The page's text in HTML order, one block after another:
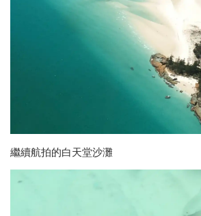
繼續航拍的白天堂沙灘